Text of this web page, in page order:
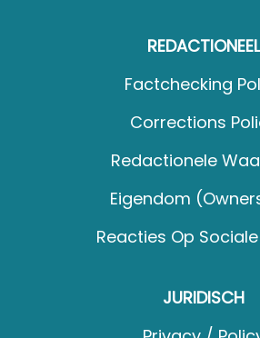
REDACTIONEEL
Factchecking
Corrections
Redactionele
Eigendom
Reacties Op
JURIDISCH